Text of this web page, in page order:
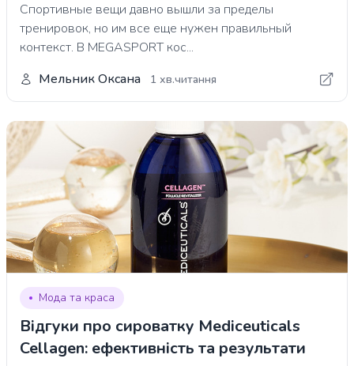
Спортивные вещи давно вышли за пределы
тренировок, но им все еще нужен правильный
контекст. В MEGASPORT кос...
Мельник Оксана
1 хв.читання
Мода та краса
Відгуки про сироватку Mediceuticals
Cellagen: ефективність та результати